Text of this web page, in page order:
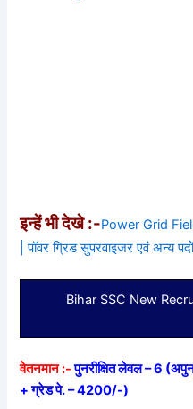
इन्हें भी देखे :-Power Grid
| पॉवर ग्रिड सुपरवाइजर एवं अन्य
Bihar SSC New
वेतनमान :-पुनरीक्षित लेवल – 6
+ ग्रेड पे. – 4200/-)